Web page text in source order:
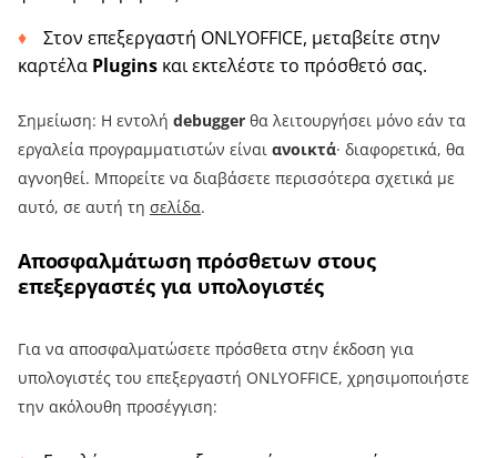
Στον επεξεργαστή ONLYOFFICE, μεταβείτε στην
καρτέλα Plugins και εκτελέστε το πρόσθετό σας.
Σημείωση: Η εντολή debugger θα λειτουργήσει μόνο εάν τα
εργαλεία προγραμματιστών είναι ανοικτά· διαφορετικά, θα
αγνοηθεί. Μπορείτε να διαβάσετε περισσότερα σχετικά με
αυτό, σε αυτή τη σελίδα.
Αποσφαλμάτωση πρόσθετων στους
επεξεργαστές για υπολογιστές
Για να αποσφαλματώσετε πρόσθετα στην έκδοση για
υπολογιστές του επεξεργαστή ONLYOFFICE, χρησιμοποιήστε
την ακόλουθη προσέγγιση: